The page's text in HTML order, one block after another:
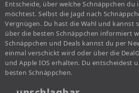
Entscheide, über welche Schnäppchen
möchtest. Selbst die Jagd nach
Vergnügen. Du hast die Wahl und kannst
über die besten Schnäppchen informiert
Schnäppchen und Deals kannst du per
einmal verschickt wird oder über die
und Apple IOS erhalten. Du entscheidest
besten Schnäppchen.